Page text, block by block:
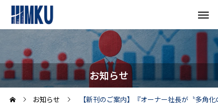
お知らせ
お知らせ 【新刊のご案内】『オーナー社長が〝多角